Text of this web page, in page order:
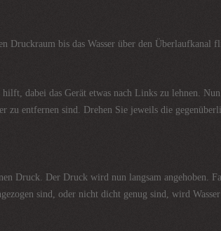
Druckraum bis das Wasser über den Überlaufkanal
dabei das Gerät etwas nach Links zu lehnen.
entfernen sind. Drehen Sie jeweils die
Druck. Der Druck wird nun langsam angehoben.
sind, oder nicht dicht genug sind, wird